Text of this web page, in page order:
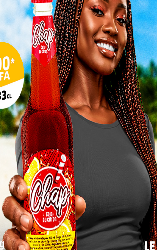
Le 09 septembre, ils se rendront à Malabo
pour croiser les crampons avec le Nzalang
Nacional de la Guinée Equatoriale. L’heure
du début de la rencontre est fixée à
16HGMT.
Pour rappel, les Eperviers du Togo n’ont
toujours pas de staff technique à un mois du
début des éliminatoires de la CAN 2025.
Charbel SOSSOUVI